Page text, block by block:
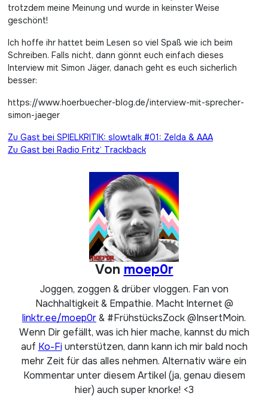
trotzdem meine Meinung und wurde in keinster Weise
geschönt!
Ich hoffe ihr hattet beim Lesen so viel Spaß wie ich beim
Schreiben. Falls nicht, dann gönnt euch einfach dieses
Interview mit Simon Jäger, danach geht es euch sicherlich
besser:
https://www.hoerbuecher-blog.de/interview-mit-sprecher-
simon-jaeger
Beitragsnavigation
Zu Gast bei SPIELKRITIK: slowtalk #01: Zelda & AAA
Zu Gast bei Radio Fritz‘ Trackback
Von moep0r
Joggen, zoggen & drüber vloggen. Fan von
Nachhaltigkeit & Empathie. Macht Internet @
linktr.ee/moep0r& #FrühstücksZock @InsertMoin.
Wenn Dir gefällt, was ich hier mache, kannst du mich
auf Ko-Fiunterstützen, dann kann ich mir bald noch
mehr Zeit für das alles nehmen. Alternativ wäre ein
Kommentar unter diesem Artikel (ja, genau diesem
hier) auch super knorke! <3